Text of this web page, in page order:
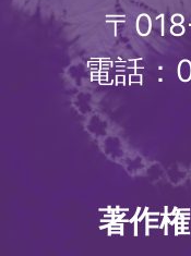
〒
電話：
著作権